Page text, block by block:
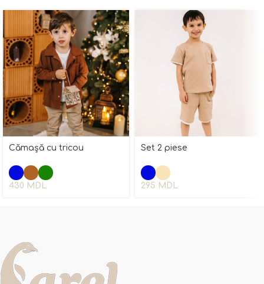
Cămașă cu tricou
430 MDL
Set 2 piese
295 MDL